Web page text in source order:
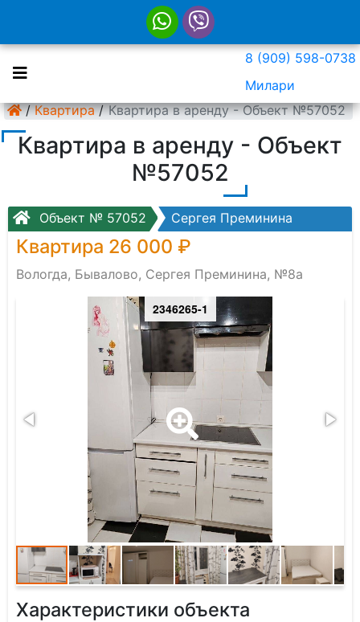
8 (909) 598-0738
Милари
/ Квартира / Квартира в аренду - Объект №57052
Квартира в аренду - Объект
№57052
Объект № 57052 Сергея Преминина
Квартира 26 000 ₽
Вологда, Бывалово, Сергея Преминина, №8а
2346265-1
Характеристики объекта